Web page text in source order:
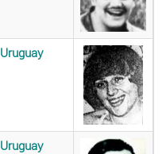
Uruguay
Uruguay